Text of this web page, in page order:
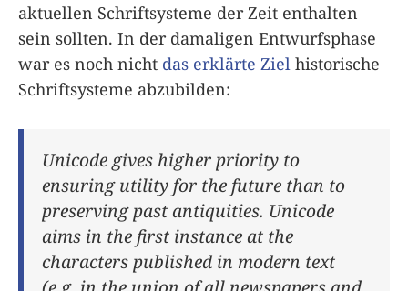
aktuellen Schriftsysteme der Zeit enthalten
sein sollten. In der damaligen Entwurfsphase
war es noch nicht das erklärte Ziel historische
Schriftsysteme abzubilden:
Unicode gives higher priority to
ensuring utility for the future than to
preserving past antiquities. Unicode
aims in the first instance at the
characters published in modern text